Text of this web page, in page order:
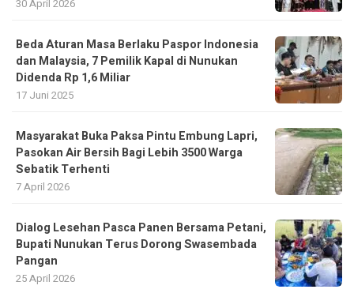
30 April 2026
Beda Aturan Masa Berlaku Paspor Indonesia
dan Malaysia, 7 Pemilik Kapal di Nunukan
Didenda Rp 1,6 Miliar
17 Juni 2025
Masyarakat Buka Paksa Pintu Embung Lapri,
Pasokan Air Bersih Bagi Lebih 3500 Warga
Sebatik Terhenti
7 April 2026
Dialog Lesehan Pasca Panen Bersama Petani,
Bupati Nunukan Terus Dorong Swasembada
Pangan
25 April 2026